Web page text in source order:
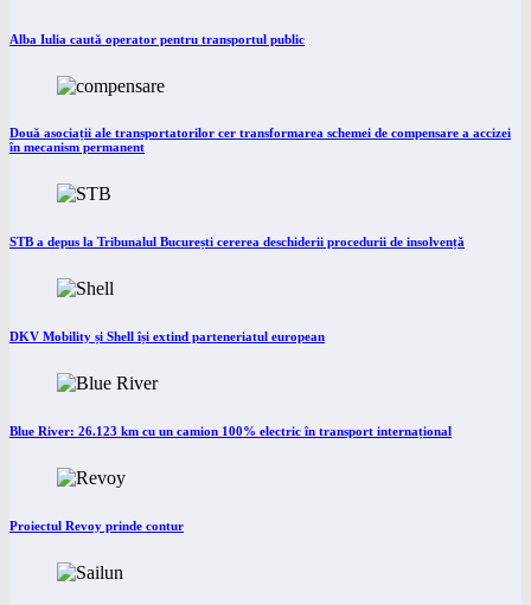
Alba Iulia caută operator pentru transportul public
Două asociații ale transportatorilor cer transformarea schemei de compensare a accizei
în mecanism permanent
STB a depus la Tribunalul București cererea deschiderii procedurii de insolvență
DKV Mobility și Shell își extind parteneriatul european
Blue River: 26.123 km cu un camion 100% electric în transport internațional
Proiectul Revoy prinde contur